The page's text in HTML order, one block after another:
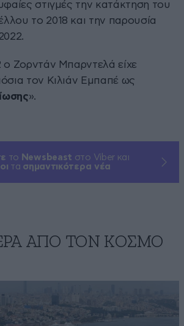
στιγμές την κατάκτηση του
το 2018 και την παρουσία
ο Ζορντάν Μπαρντελά είχε
τον Κιλιάν Εμπαπέ ως
».
το Newsbeast στο Viber και
τα σημαντικότερα νέα
ΑΠΟ ΤΟΝ ΚΟΣΜΟ